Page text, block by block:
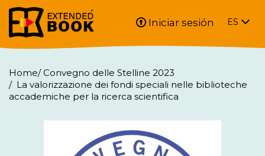
Iniciar sesión ES
Home/ Convegno delle Stelline 2023
/ La valorizzazione dei fondi speciali nelle biblioteche
accademiche per la ricerca scientifica